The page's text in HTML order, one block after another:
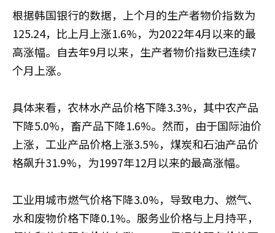
根据韩国银行的数据，上个月的生产者物价指数为
125.24，比上月上涨1.6%，为2022年4月以来的最
高涨幅。自去年9月以来，生产者物价指数已连续7
个月上涨。
具体来看，农林水产品价格下降3.3%，其中农产品
下降5.0%，畜产品下降1.6%。然而，由于国际油价
上涨，工业产品价格上涨3.5%，煤炭和石油产品价
格飙升31.9%，为1997年12月以来的最高涨幅。
工业用城市燃气价格下降3.0%，导致电力、燃气、
水和废物价格下降0.1%。服务业价格与上月持平，